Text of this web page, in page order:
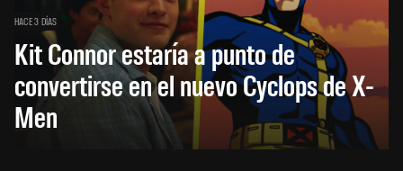
HACE 3 DÍAS
Kit Connor estaría a punto de
convertirse en el nuevo Cyclops de X-
Men